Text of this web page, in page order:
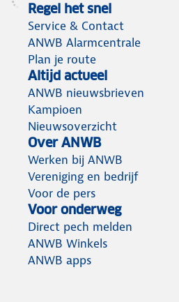
Regel het snel
Service & Contact
ANWB Alarmcentrale
Plan je route
Altijd actueel
ANWB nieuwsbrieven
Kampioen
Nieuwsoverzicht
Over ANWB
Werken bij ANWB
Vereniging en bedrijf
Voor de pers
Voor onderweg
Direct pech melden
ANWB Winkels
ANWB apps